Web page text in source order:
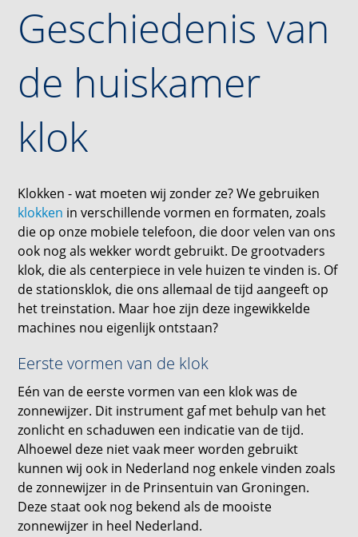
Geschiedenis van
de huiskamer
klok
Klokken - wat moeten wij zonder ze? We gebruiken
klokken in verschillende vormen en formaten, zoals
die op onze mobiele telefoon, die door velen van ons
ook nog als wekker wordt gebruikt. De grootvaders
klok, die als centerpiece in vele huizen te vinden is. Of
de stationsklok, die ons allemaal de tijd aangeeft op
het treinstation. Maar hoe zijn deze ingewikkelde
machines nou eigenlijk ontstaan?
Eerste vormen van de klok
Eén van de eerste vormen van een klok was de
zonnewijzer. Dit instrument gaf met behulp van het
zonlicht en schaduwen een indicatie van de tijd.
Alhoewel deze niet vaak meer worden gebruikt
kunnen wij ook in Nederland nog enkele vinden zoals
de zonnewijzer in de Prinsentuin van Groningen.
Deze staat ook nog bekend als de mooiste
zonnewijzer in heel Nederland.